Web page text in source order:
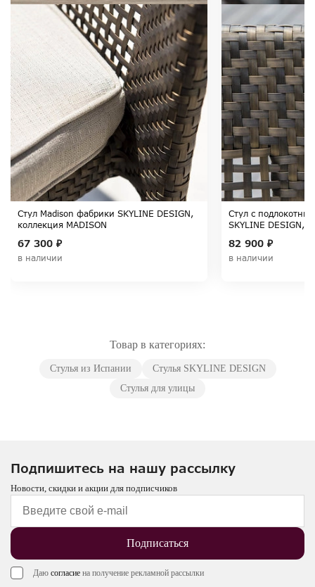
Стул Madison фабрики SKYLINE DESIGN,
коллекция MADISON
67 300 ₽
в наличии
Стул с
SKYLINE DESIGN,
82 900 ₽
в наличии
Товар в категориях:
Стулья из Испании
Стулья SKYLINE DESIGN
Стулья для улицы
Подпишитесь на нашу рассылку
Новости, скидки и акции для подписчиков
Подписаться
Даю согласие на получение рекламной рассылки